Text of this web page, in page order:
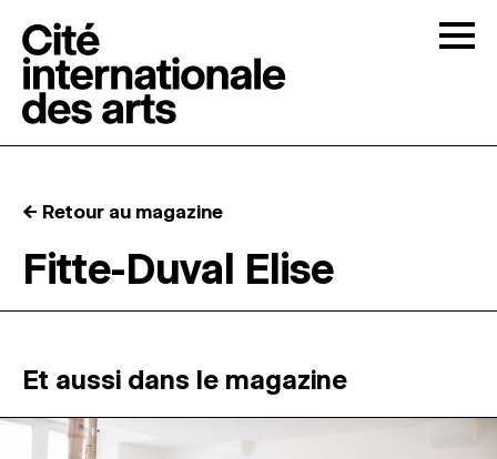
RÉSIDENCES ↓
ATELIERS OUVERTS
PROGRAMMATION
← Retour au magazine
Fitte-Duval Elise
Et aussi dans le magazine